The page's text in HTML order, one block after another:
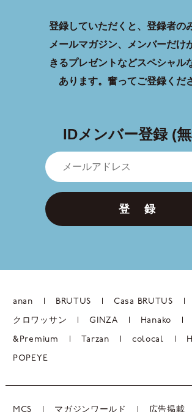
登録していただくと、登録者の
メールマガジン、メンバーだけ
きるプレゼントなどスペシャル
あります。 奮ってご登録くだ
IDメンバー登録 (
登 録
anan BRUTUS Casa BRUTUS
クロワッサン GINZA Hanako
&Premium Tarzan colocal
POPEYE
MCS マガジンワールド 広告掲載